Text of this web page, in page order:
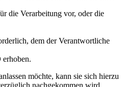
die Verarbeitung vor, oder die
dem der Verantwortliche
möchte, kann sie sich hierzu
nachgekommen wird.